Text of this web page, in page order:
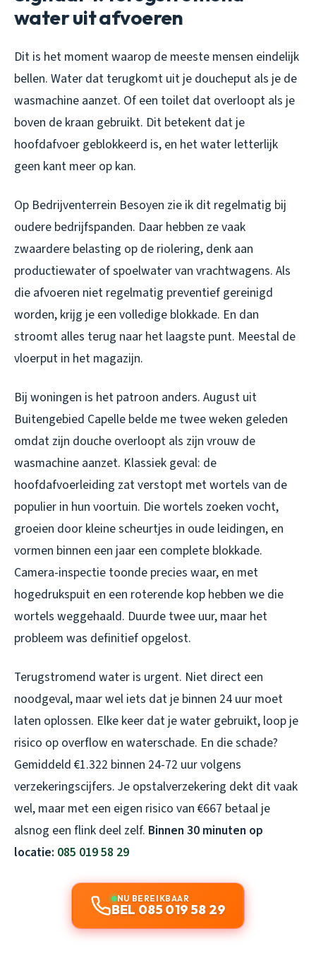
water uit afvoeren
Dit is het moment waarop de meeste mensen eindelijk
bellen. Water dat terugkomt uit je doucheput als je de
wasmachine aanzet. Of een toilet dat overloopt als je
boven de kraan gebruikt. Dit betekent dat je
hoofdafvoer geblokkeerd is, en het water letterlijk
geen kant meer op kan.
Op Bedrijventerrein Besoyen zie ik dit regelmatig bij
oudere bedrijfspanden. Daar hebben ze vaak
zwaardere belasting op de riolering, denk aan
productiewater of spoelwater van vrachtwagens. Als
die afvoeren niet regelmatig preventief gereinigd
worden, krijg je een volledige blokkade. En dan
stroomt alles terug naar het laagste punt. Meestal de
vloerput in het magazijn.
Bij woningen is het patroon anders. August uit
Buitengebied Capelle belde me twee weken geleden
omdat zijn douche overloopt als zijn vrouw de
wasmachine aanzet. Klassiek geval: de
hoofdafvoerleiding zat verstopt met wortels van de
populier in hun voortuin. Die wortels zoeken vocht,
groeien door kleine scheurtjes in oude leidingen, en
vormen binnen een jaar een complete blokkade.
Camera-inspectie toonde precies waar, en met
hogedrukspuit en een roterende kop hebben we die
wortels weggehaald. Duurde twee uur, maar het
probleem was definitief opgelost.
Terugstromend water is urgent. Niet direct een
noodgeval, maar wel iets dat je binnen 24 uur moet
laten oplossen. Elke keer dat je water gebruikt, loop je
risico op overflow en waterschade. En die schade?
Gemiddeld €1.322 binnen 24-72 uur volgens
verzekeringscijfers. Je opstalverzekering dekt dit vaak
wel, maar met een eigen risico van €667 betaal je
alsnog een flink deel zelf. Binnen 30 minuten op
locatie: 085 019 58 29
NU BEREIKBAAR
BEL 085 019 58 29